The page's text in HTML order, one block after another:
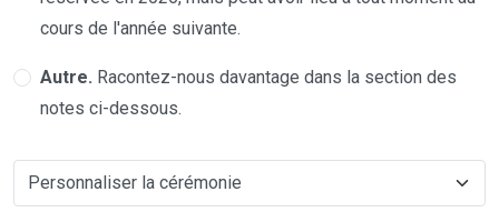
cours de l'année suivante.
Autre. Racontez-nous davantage dans la section des
notes ci-dessous.